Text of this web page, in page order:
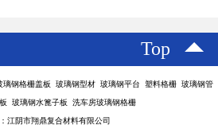
Top
钢格栅盖板 玻璃钢型材 玻璃钢平台 塑料格栅 玻璃钢管
玻璃钢水篦子板 洗车房玻璃钢格栅
江阴市翔鼎复合材料有限公司